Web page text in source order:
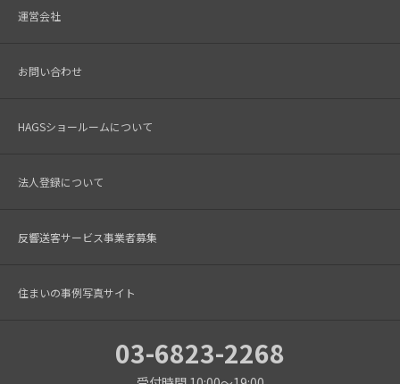
運営会社
お問い合わせ
HAGSショールームについて
法人登録について
反響送客サービス事業者募集
住まいの事例写真サイト
03-6823-2268